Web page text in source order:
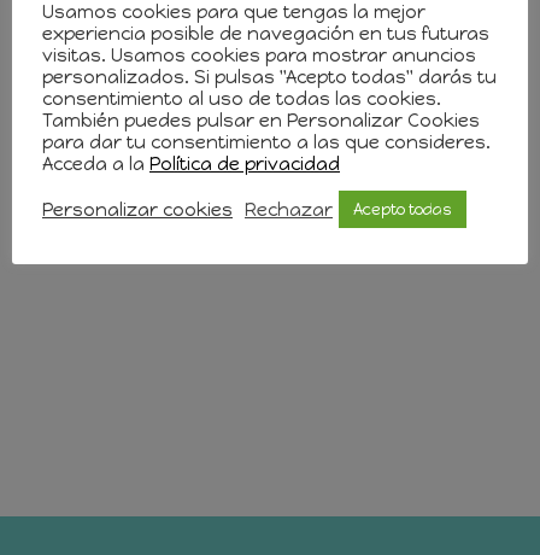
Usamos cookies para que tengas la mejor
experiencia posible de navegación en tus futuras
visitas. Usamos cookies para mostrar anuncios
personalizados. Si pulsas "Acepto todas" darás tu
consentimiento al uso de todas las cookies.
También puedes pulsar en Personalizar Cookies
para dar tu consentimiento a las que consideres.
Acceda a la Política de privacidad
Personalizar cookies Rechazar Acepto todas